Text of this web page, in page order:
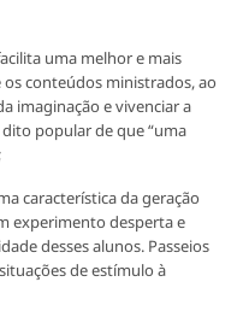
uma melhor e mais
conteúdos ministrados, ao
imaginação e vivenciar a
popular de que “uma
característica da geração
experimento desperta e
desses alunos. Passeios
de estímulo à